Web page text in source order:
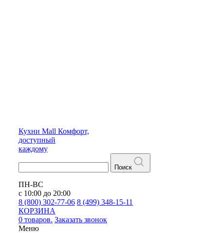
Кухни Mall Комфорт,
доступный
каждому
Поиск
ПН-ВС
с 10:00 до 20:00
8 (800) 302-77-06 8 (499) 348-15-11
КОРЗИНА
0 товаров. Заказать звонок
Меню